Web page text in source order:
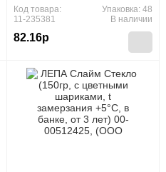
(ООО "Новая Химия")
Код товара:
11-235381
82.16р
Упаковка: 48
В наличии